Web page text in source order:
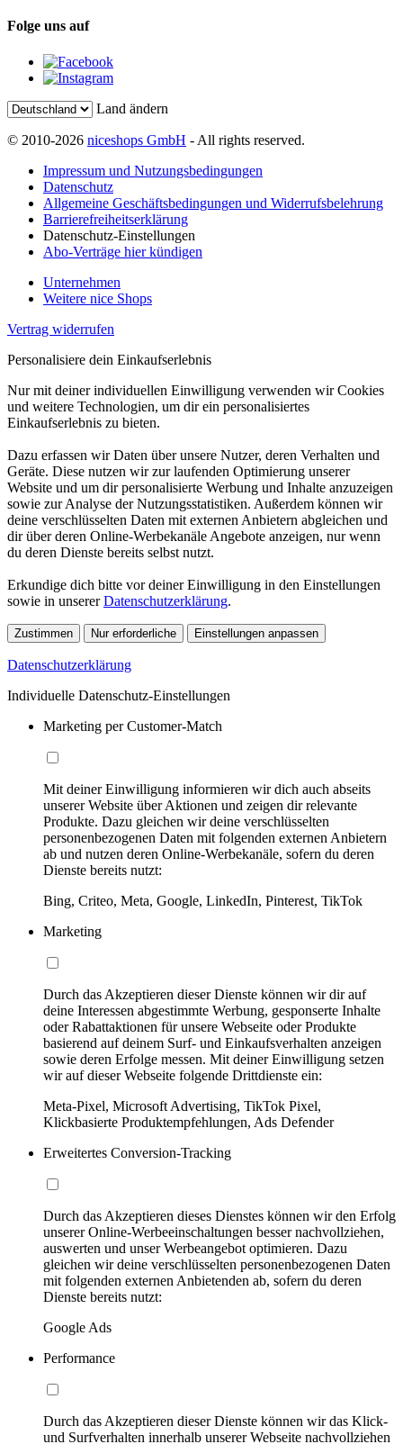
Folge uns auf
Land ändern
© 2010-2026 niceshops GmbH - All rights reserved.
Impressum und Nutzungsbedingungen
Datenschutz
Allgemeine Geschäftsbedingungen und Widerrufsbelehrung
Barrierefreiheitserklärung
Datenschutz-Einstellungen
Abo-Verträge hier kündigen
Unternehmen
Weitere nice Shops
Vertrag widerrufen
Personalisiere dein Einkaufserlebnis
Nur mit deiner individuellen Einwilligung verwenden wir Cookies
und weitere Technologien, um dir ein personalisiertes
Einkaufserlebnis zu bieten.
Dazu erfassen wir Daten über unsere Nutzer, deren Verhalten und
Geräte. Diese nutzen wir zur laufenden Optimierung unserer
Website und um dir personalisierte Werbung und Inhalte anzuzeigen
sowie zur Analyse der Nutzungsstatistiken. Außerdem können wir
deine verschlüsselten Daten mit externen Anbietern abgleichen und
dir über deren Online-Werbekanäle Angebote anzeigen, nur wenn
du deren Dienste bereits selbst nutzt.
Erkundige dich bitte vor deiner Einwilligung in den Einstellungen
sowie in unsererDatenschutzerklärung.
Zustimmen Nur erforderliche Einstellungen anpassen
Datenschutzerklärung
Individuelle Datenschutz-Einstellungen
Marketing per Customer-Match
Mit deiner Einwilligung informieren wir dich auch abseits
unserer Website über Aktionen und zeigen dir relevante
Produkte. Dazu gleichen wir deine verschlüsselten
personenbezogenen Daten mit folgenden externen Anbietern
ab und nutzen deren Online-Werbekanäle, sofern du deren
Dienste bereits nutzt:
Bing, Criteo, Meta, Google, LinkedIn, Pinterest, TikTok
Marketing
Durch das Akzeptieren dieser Dienste können wir dir auf
deine Interessen abgestimmte Werbung, gesponserte Inhalte
oder Rabattaktionen für unsere Webseite oder Produkte
basierend auf deinem Surf- und Einkaufsverhalten anzeigen
sowie deren Erfolge messen. Mit deiner Einwilligung setzen
wir auf dieser Webseite folgende Drittdienste ein:
Meta-Pixel, Microsoft Advertising, TikTok Pixel,
Klickbasierte Produktempfehlungen, Ads Defender
Erweitertes Conversion-Tracking
Durch das Akzeptieren dieses Dienstes können wir den Erfolg
unserer Online-Werbeeinschaltungen besser nachvollziehen,
auswerten und unser Werbeangebot optimieren. Dazu
gleichen wir deine verschlüsselten personenbezogenen Daten
mit folgenden externen Anbietenden ab, sofern du deren
Dienste bereits nutzt:
Google Ads
Performance
Durch das Akzeptieren dieser Dienste können wir das Klick-
und Surfverhalten innerhalb unserer Webseite nachvollziehen